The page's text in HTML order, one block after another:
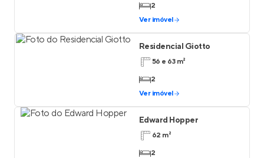
2
Ver imóvel
Residencial Giotto
56 e 63 m²
2
Ver imóvel
Edward Hopper
62 m²
2